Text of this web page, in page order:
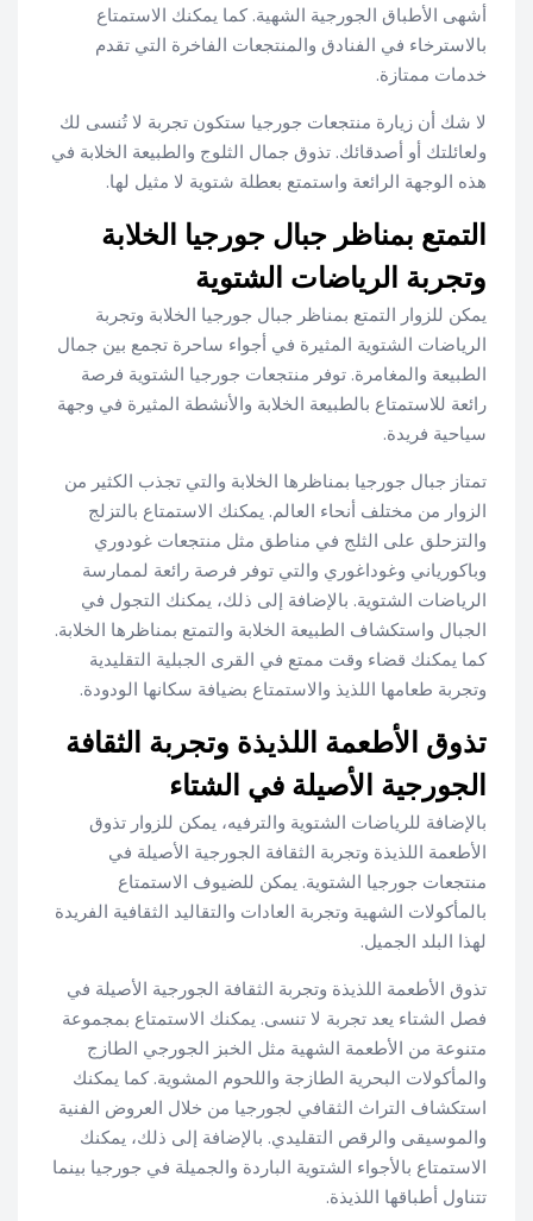
أشهى الأطباق الجورجية الشهية. كما يمكنك الاستمتاع
بالاسترخاء في الفنادق والمنتجعات الفاخرة التي تقدم
خدمات ممتازة.
لا شك أن زيارة منتجعات جورجيا ستكون تجربة لا تُنسى لك
ولعائلتك أو أصدقائك. تذوق جمال الثلوج والطبيعة الخلابة في
هذه الوجهة الرائعة واستمتع بعطلة شتوية لا مثيل لها.
التمتع بمناظر جبال جورجيا الخلابة
وتجربة الرياضات الشتوية
يمكن للزوار التمتع بمناظر جبال جورجيا الخلابة وتجربة
الرياضات الشتوية المثيرة في أجواء ساحرة تجمع بين جمال
الطبيعة والمغامرة. توفر منتجعات جورجيا الشتوية فرصة
رائعة للاستمتاع بالطبيعة الخلابة والأنشطة المثيرة في وجهة
سياحية فريدة.
تمتاز جبال جورجيا بمناظرها الخلابة والتي تجذب الكثير من
الزوار من مختلف أنحاء العالم. يمكنك الاستمتاع بالتزلج
والتزحلق على الثلج في مناطق مثل منتجعات غودوري
وباكورياني وغوداغوري والتي توفر فرصة رائعة لممارسة
الرياضات الشتوية. بالإضافة إلى ذلك، يمكنك التجول في
الجبال واستكشاف الطبيعة الخلابة والتمتع بمناظرها الخلابة.
كما يمكنك قضاء وقت ممتع في القرى الجبلية التقليدية
وتجربة طعامها اللذيذ والاستمتاع بضيافة سكانها الودودة.
تذوق الأطعمة اللذيذة وتجربة الثقافة
الجورجية الأصيلة في الشتاء
بالإضافة للرياضات الشتوية والترفيه، يمكن للزوار تذوق
الأطعمة اللذيذة وتجربة الثقافة الجورجية الأصيلة في
منتجعات جورجيا الشتوية. يمكن للضيوف الاستمتاع
بالمأكولات الشهية وتجربة العادات والتقاليد الثقافية الفريدة
لهذا البلد الجميل.
تذوق الأطعمة اللذيذة وتجربة الثقافة الجورجية الأصيلة في
فصل الشتاء يعد تجربة لا تنسى. يمكنك الاستمتاع بمجموعة
متنوعة من الأطعمة الشهية مثل الخبز الجورجي الطازج
والمأكولات البحرية الطازجة واللحوم المشوية. كما يمكنك
استكشاف التراث الثقافي لجورجيا من خلال العروض الفنية
والموسيقى والرقص التقليدي. بالإضافة إلى ذلك، يمكنك
الاستمتاع بالأجواء الشتوية الباردة والجميلة في جورجيا بينما
تتناول أطباقها اللذيذة.